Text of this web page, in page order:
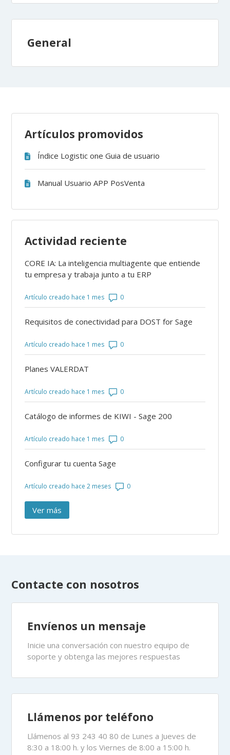
General
Artículos promovidos
Índice Logistic one Guia de usuario
Manual Usuario APP PosVenta
Actividad reciente
CORE IA: La inteligencia multiagente que entiende
tu empresa y trabaja junto a tu ERP
Artículo creado hace 1 mes Número de comentarios: 0
Requisitos de conectividad para DOST for Sage
Artículo creado hace 1 mes Número de comentarios: 0
Planes VALERDAT
Artículo creado hace 1 mes Número de comentarios: 0
Catálogo de informes de KIWI - Sage 200
Artículo creado hace 1 mes Número de comentarios: 0
Configurar tu cuenta Sage
Artículo creado hace 2 meses Número de comentarios: 0
Ver más
Contacte con nosotros
Envíenos un mensaje
Inicie una conversación con nuestro equipo de
soporte y obtenga las mejores respuestas
Llámenos por teléfono
Llámenos al 93 243 40 80 de Lunes a Jueves de
8:30 a 18:00 h. y los Viernes de 8:00 a 15:00 h.